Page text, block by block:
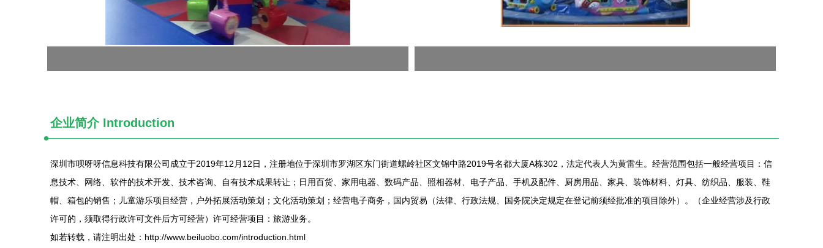
企业简介 Introduction
深圳市呗呀呀信息科技有限公司成立于2019年12月12日，注册地位于深圳市罗湖区东门街道螺岭社区文锦中路2019号名都大厦A栋302，法定代表人为黄雷生。经营范围包括一般经营项目：信
息技术、网络、软件的技术开发、技术咨询、自有技术成果转让；日用百货、家用电器、数码产品、照相器材、电子产品、手机及配件、厨房用品、家具、装饰材料、灯具、纺织品、服装、鞋
帽、箱包的销售；儿童游乐项目经营，户外拓展活动策划；文化活动策划；经营电子商务，国内贸易（法律、行政法规、国务院决定规定在登记前须经批准的项目除外）。（企业经营涉及行政
许可的，须取得行政许可文件后方可经营）许可经营项目：旅游业务。
如若转载，请注明出处：http://www.beiluobo.com/introduction.html